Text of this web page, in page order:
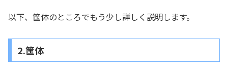
以下、筺体のところでもう少し詳しく説明します。
2.筺体